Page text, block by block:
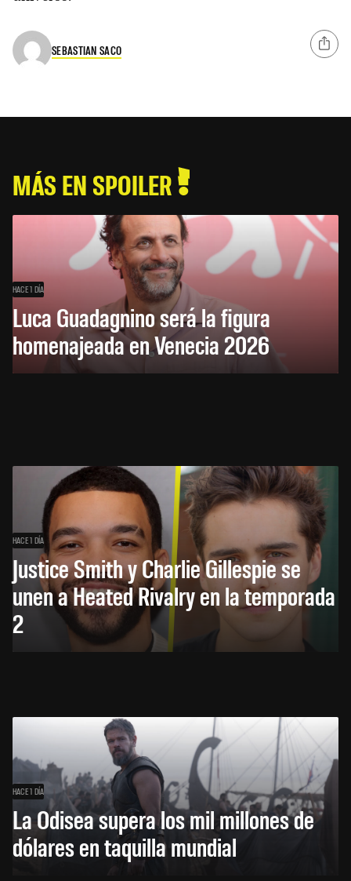
SEBASTIAN SACO
MÁS EN SPOILER
HACE 1 DÍA
Luca Guadagnino será la figura
homenajeada en Venecia 2026
HACE 1 DÍA
Justice Smith y Charlie Gillespie se
unen a Heated Rivalry en la temporada
2
HACE 1 DÍA
La Odisea supera los mil millones de
dólares en taquilla mundial